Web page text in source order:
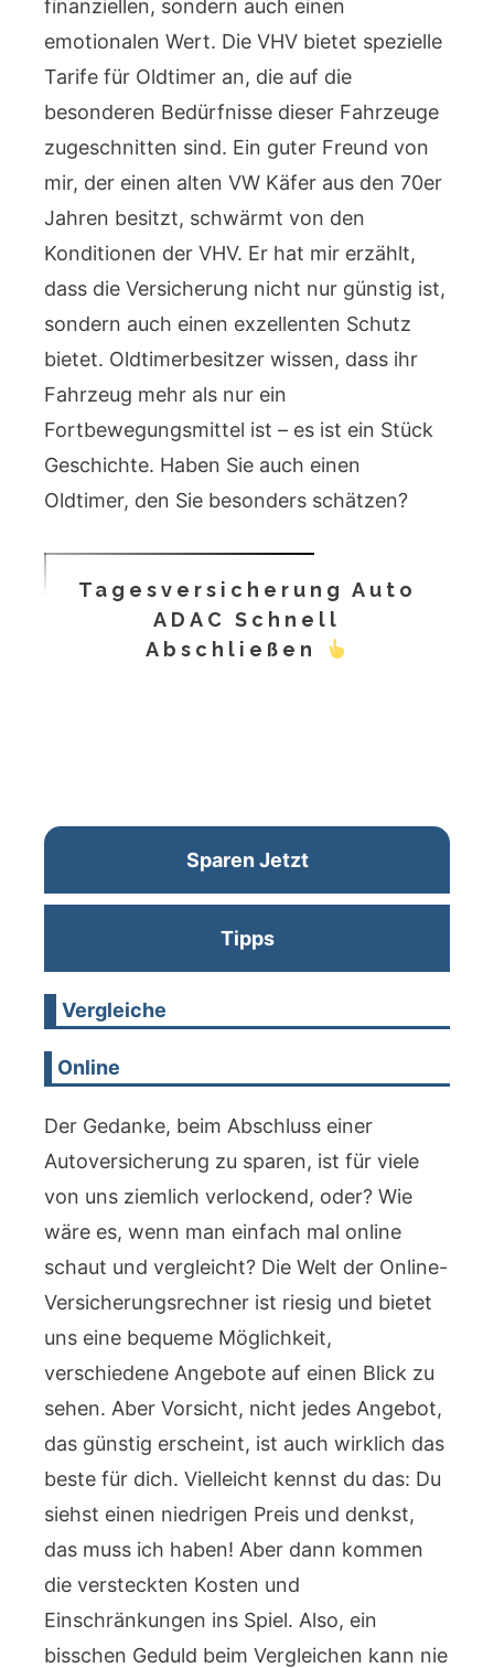
finanziellen, sondern auch einen
emotionalen Wert. Die VHV bietet spezielle
Tarife für Oldtimer an, die auf die
besonderen Bedürfnisse dieser Fahrzeuge
zugeschnitten sind. Ein guter Freund von
mir, der einen alten VW Käfer aus den 70er
Jahren besitzt, schwärmt von den
Konditionen der VHV. Er hat mir erzählt,
dass die Versicherung nicht nur günstig ist,
sondern auch einen exzellenten Schutz
bietet. Oldtimerbesitzer wissen, dass ihr
Fahrzeug mehr als nur ein
Fortbewegungsmittel ist – es ist ein Stück
Geschichte. Haben Sie auch einen
Oldtimer, den Sie besonders schätzen?
Tagesversicherung Auto
ADAC Schnell
Abschließen
Sparen Jetzt
Tipps
Vergleiche
Online
Der Gedanke, beim Abschluss einer
Autoversicherung zu sparen, ist für viele
von uns ziemlich verlockend, oder? Wie
wäre es, wenn man einfach mal online
schaut und vergleicht? Die Welt der Online-
Versicherungsrechner ist riesig und bietet
uns eine bequeme Möglichkeit,
verschiedene Angebote auf einen Blick zu
sehen. Aber Vorsicht, nicht jedes Angebot,
das günstig erscheint, ist auch wirklich das
beste für dich. Vielleicht kennst du das: Du
siehst einen niedrigen Preis und denkst,
das muss ich haben! Aber dann kommen
die versteckten Kosten und
Einschränkungen ins Spiel. Also, ein
bisschen Geduld beim Vergleichen kann nie